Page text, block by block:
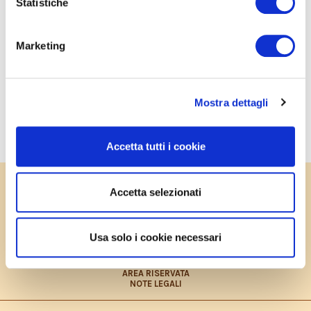
Statistiche
Marketing
Mostra dettagli
Accetta tutti i cookie
Accetta selezionati
Usa solo i cookie necessari
CONDIVIDI SU FACEBOOK
PRIVACY POLICY
CONTRIBUTO FEASR
CONTATTI
LAVORA CON NOI
PRIVACY POLICY – INFORMATIVA CONSUMATORI
AREA RISERVATA
NOTE LEGALI